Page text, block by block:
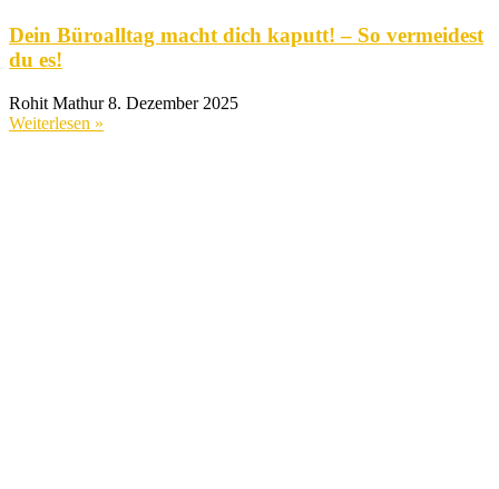
Dein Büroalltag macht dich kaputt! – So vermeidest
du es!
Rohit Mathur8. Dezember 2025
Weiterlesen »